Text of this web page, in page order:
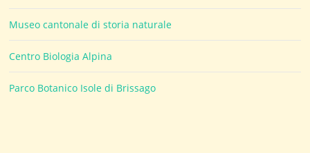
Museo cantonale di storia naturale
Centro Biologia Alpina
Parco Botanico Isole di Brissago